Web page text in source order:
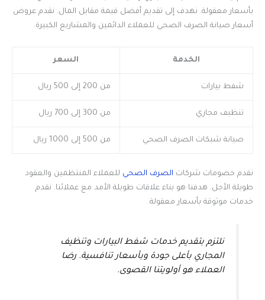
بأسعار معقولة. نهدف إلى تقديم أفضل قيمة مقابل المال. نقدم عروض
أسعار صيانة الصرف الصحي للعملاء الدائمين والمشاريع الكبيرة.
الخدمة السعر
شفط بيارات من 200 إلى 500 ريال
تنظيف مجاري من 300 إلى 700 ريال
صيانة شبكات الصرف الصحي من 500 إلى 1000 ريال
نقدم خصومات شركات الصرف الصحي للعملاء المنتظمين والعقود
طويلة الأجل. هدفنا هو بناء علاقات طويلة الأمد مع عملائنا. نقدم
خدمات موثوقة بأسعار معقولة.
نلتزم بتقديم خدمات شفط البيارات وتنظيف
المجاري بأعلى جودة وبأسعار تنافسية. رضا
العملاء هو أولويتنا القصوى.